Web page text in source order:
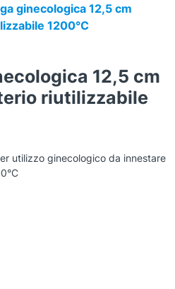
ginecologica 12,5 cm
1200°C
12,5 cm
riutilizzabile
utilizzo ginecologico da innestare